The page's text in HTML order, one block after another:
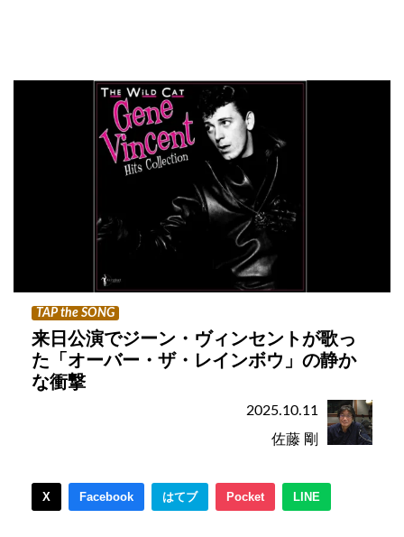
TAP the SONG
来日公演でジーン・ヴィンセントが歌っ
た「オーバー・ザ・レインボウ」の静か
な衝撃
2025.10.11
佐藤 剛
X Facebook はてブ Pocket LINE